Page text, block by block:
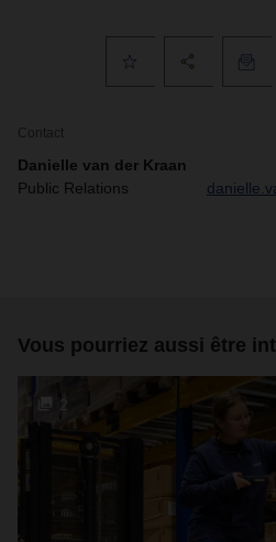
Contact
Danielle van der Kraan
Public Relations
Vous pourriez aussi être
2